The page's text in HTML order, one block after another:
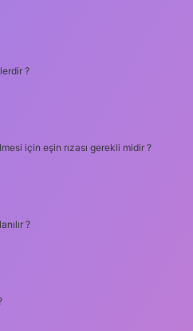
?
için eşin rızası gerekli midir ?
?